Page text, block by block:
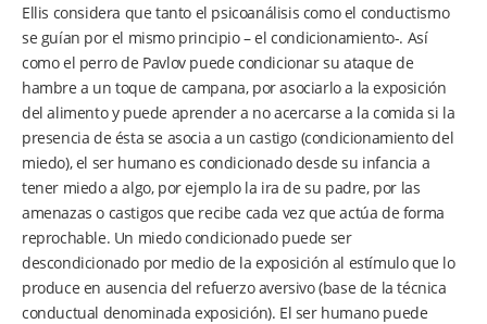
Ellis considera que tanto el psicoanálisis como el conductismo
se guían por el mismo principio – el condicionamiento-. Así
como el perro de Pavlov puede condicionar su ataque de
hambre a un toque de campana, por asociarlo a la exposición
del alimento y puede aprender a no acercarse a la comida si la
presencia de ésta se asocia a un castigo (condicionamiento del
miedo), el ser humano es condicionado desde su infancia a
tener miedo a algo, por ejemplo la ira de su padre, por las
amenazas o castigos que recibe cada vez que actúa de forma
reprochable. Un miedo condicionado puede ser
descondicionado por medio de la exposición al estímulo que lo
produce en ausencia del refuerzo aversivo (base de la técnica
conductual denominada exposición). El ser humano puede